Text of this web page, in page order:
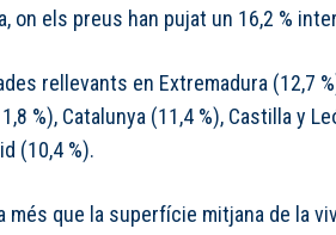
on els preus han pujat un 16,2 %
rellevants en Extremadura (12,7
%), Catalunya (11,4 %), Castilla y
(10,4 %).
més que la superfície mitjana de la